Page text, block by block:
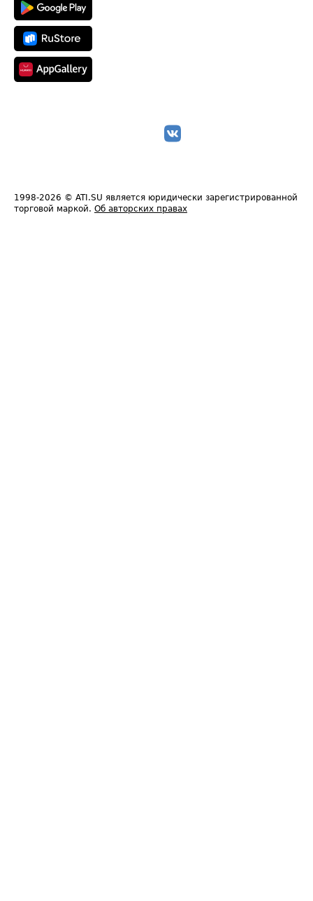
1998-2026 © ATI.SU является юридически зарегистрированной
торговой маркой. Об авторских правах